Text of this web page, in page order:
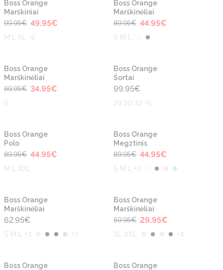
Boss Orange
Marškiniai
99.95€ 49.95€
M L XL +2
Boss Orange
Marškinėliai
89.95€ 44.95€
S M L
-50%
Boss Orange
Marškinėliai
69.95€ 34.95€
S
Boss Orange
Šortai
99.95€
29 30 32 +5
-50%
Boss Orange
Polo
89.95€ 44.95€
M L XXL
-50%
Boss Orange
Megztinis
89.95€ 44.95€
S M L +3
Boss Orange
Marškinėliai
62.95€
S M L +3 +3
-50%
Boss Orange
Marškinėliai
59.95€ 29.95€
XL XXL +3
-50%
Boss Orange
-50%
Boss Orange